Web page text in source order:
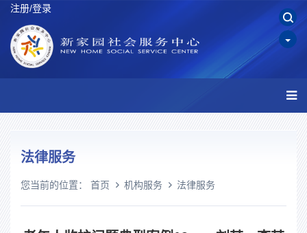
注册/登录
法律服务
您当前的位置： 首页 机构服务 法律服务